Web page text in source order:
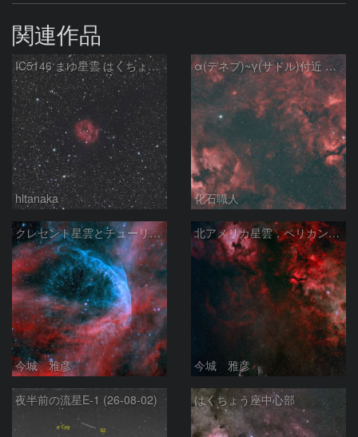
関連作品
IC5146 まゆ星雲 はくちょう座
hltanaka
α(デネブ)~γ(サドル)付近 NGC7000 北アメリカ星雲 IC5067~5070 ペリカン星雲 Sh2-112 はくちょう座
化石職人
クレセント星雲とチューリップ星雲の真ん中あたりにある星雲 NGC6883 ???
今城 雅彦
北アメリカ星雲，ペリカン星雲，サドル付近，クレセント星雲，網状星雲・・・etc
今城 雅彦
夜半前の流星E-1 (26-08-02) はくちょう座中心部